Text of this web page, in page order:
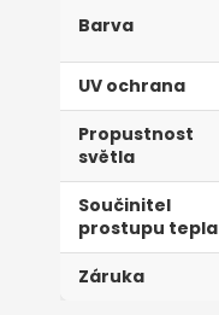
Barva
UV ochrana
Propustnost
světla
Součinitel
prostupu tepla
Záruka